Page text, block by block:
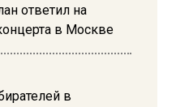
ответил на
в Москве
в